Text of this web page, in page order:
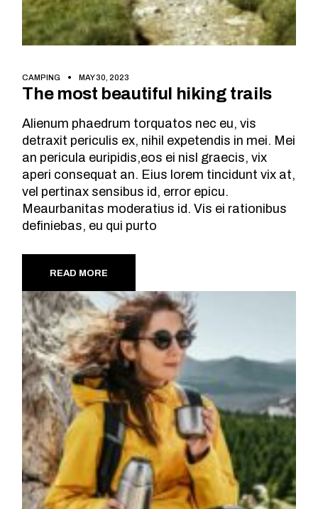
CAMPING MAY 30, 2023
The most beautiful hiking trails
Alienum phaedrum torquatos nec eu, vis
detraxit periculis ex, nihil expetendis in mei. Mei
an pericula euripidis,eos ei nisl graecis, vix
aperi consequat an. Eius lorem tincidunt vix at,
vel pertinax sensibus id, error epicu.
Meaurbanitas moderatius id. Vis ei rationibus
definiebas, eu qui purto
READ MORE